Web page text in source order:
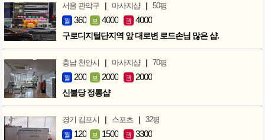
서울 관악구 | 마사지샵 | 50평
월 360 보 4000 권 4000
구로디지털단지역 앞 대로변 로드손님 많은 샵.
충남 천안시 | 마사지샵 | 70평
월 200 보 2000 권 2000
신불당 정통샵
경기 김포시 | 스포츠 | 32평
월 120 보 1500 권 3300